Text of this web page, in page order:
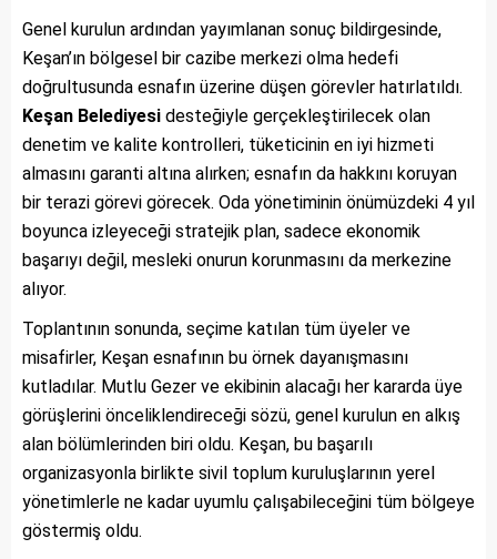
Genel kurulun ardından yayımlanan sonuç bildirgesinde,
Keşan’ın bölgesel bir cazibe merkezi olma hedefi
doğrultusunda esnafın üzerine düşen görevler hatırlatıldı.
Keşan Belediyesi desteğiyle gerçekleştirilecek olan
denetim ve kalite kontrolleri, tüketicinin en iyi hizmeti
almasını garanti altına alırken; esnafın da hakkını koruyan
bir terazi görevi görecek. Oda yönetiminin önümüzdeki 4 yıl
boyunca izleyeceği stratejik plan, sadece ekonomik
başarıyı değil, mesleki onurun korunmasını da merkezine
alıyor.
Toplantının sonunda, seçime katılan tüm üyeler ve
misafirler, Keşan esnafının bu örnek dayanışmasını
kutladılar. Mutlu Gezer ve ekibinin alacağı her kararda üye
görüşlerini önceliklendireceği sözü, genel kurulun en alkış
alan bölümlerinden biri oldu. Keşan, bu başarılı
organizasyonla birlikte sivil toplum kuruluşlarının yerel
yönetimlerle ne kadar uyumlu çalışabileceğini tüm bölgeye
göstermiş oldu.